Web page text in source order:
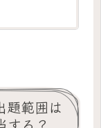
題範囲は